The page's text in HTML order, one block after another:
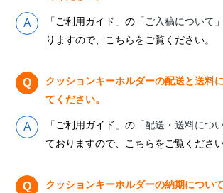
「ご利用ガイド」の「ご入稿について
りますので、こちらをご覧ください。
クッションキーホルダーの配送と送料
てください。
「ご利用ガイド」の「配送・送料につ
ておりますので、こちらをご覧ください
クッションキーホルダーの納期につい